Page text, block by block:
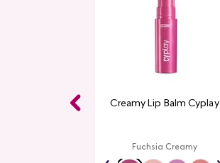
Creamy Lip Balm Cyplay
Fuchsia Creamy